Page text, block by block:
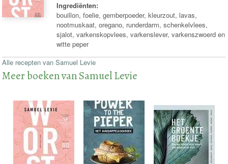
Ingrediënten:
bouillon, foelie, gemberpoeder, kleurzout, lavas,
nootmuskaat, oregano, runderdarm, schenkelvlees,
sjalot, varkenskopvlees, varkenslever, varkenszwoerd en
witte peper
Alle recepten van Samuel Levie
Meer boeken van Samuel Levie